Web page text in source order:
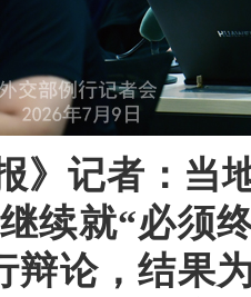
》记者：当
续就“必须
辩论，结果